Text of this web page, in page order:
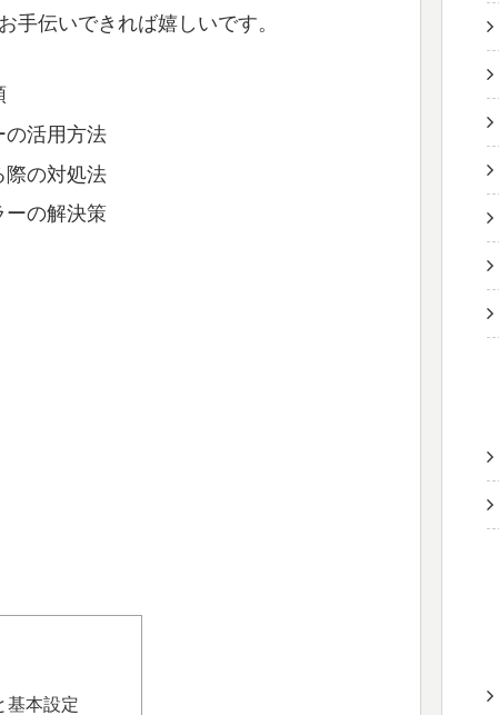
手伝いできれば嬉しいです。
の活用方法
際の対処法
ーの解決策
基本設定